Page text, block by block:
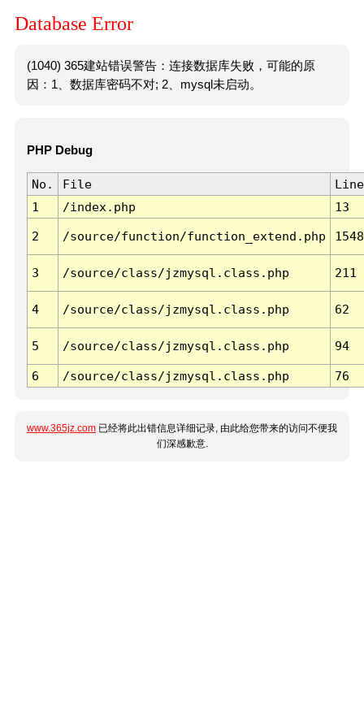
Database Error
(1040) 365建站错误警告：连接数据库失败，可能的原
因：1、数据库密码不对; 2、mysql未启动。
PHP Debug
No. File
Line
1
/index.php 13
2 /source/function/function_extend.php 1548
3 /source/class/jzmysql.class.php 211
4 /source/class/jzmysql.class.php 62
5 /source/class/jzmysql.class.php 94
6 /source/class/jzmysql.class.php 76
www.365jz.com 已经将此出错信息详细记录, 由此给您带来的访问不便我
们深感歉意.